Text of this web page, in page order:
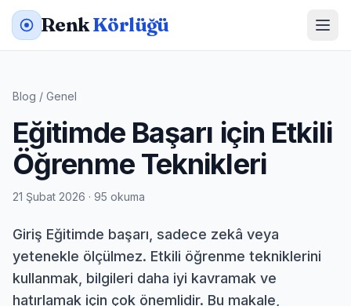
RenkKörlüğü
Blog / Genel
Eğitimde Başarı için Etkili
Öğrenme Teknikleri
21 Şubat 2026 · 95 okuma
Giriş Eğitimde başarı, sadece zekâ veya
yetenekle ölçülmez. Etkili öğrenme tekniklerini
kullanmak, bilgileri daha iyi kavramak ve
hatırlamak için çok önemlidir. Bu makale,